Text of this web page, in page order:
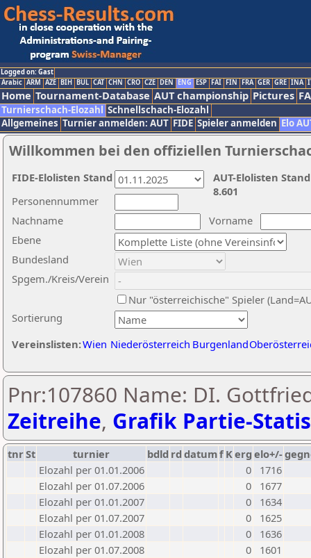
Logged on: Gast
Arabic ARM AZE BIH BUL CAT CHN CRO CZE DEN ENG ESP FAI FIN FRA GER GRE INA
Home Tournament-Database AUT championship Pictures
Turnierschach-Elozahl Schnellschach-Elozahl
Allgemeines Turnier anmelden: AUT FIDE Spieler anmelden Elo
Willkommen bei den offiziellen
Nachname
Vorname
Ebene
Sortierung
Personennummer
Bundesland
Spgem./Kreis/Verein
Nur "österreichische" Spieler
Vereinslisten:Wien Niederösterreich Burgenland
AUT-Elolisten
8.601
FIDE-Elolisten Stand
Pnr:107860 Name: DI.
Zeitreihe, Grafik Partie-
tnrSt turnier bdld rd datumf Kerg elo+/-
Elozahl per 01.01.2006
0
1716
Elozahl per 01.07.2006
0
1677
Elozahl per 01.01.2007
0
1634
Elozahl per 01.07.2007
0
1625
Elozahl per 01.01.2008
0
1636
Elozahl per 01.07.2008
0
1601